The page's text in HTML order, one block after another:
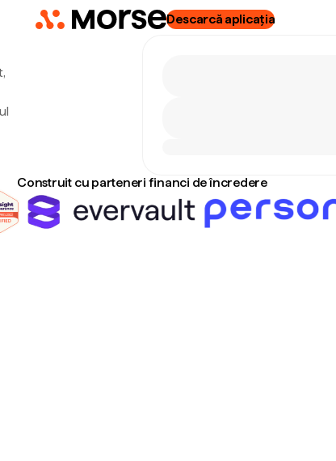
Descarcă aplicația
Construit cu parteneri financi de încredere